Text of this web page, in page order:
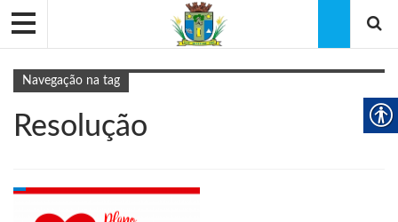
Navegação na tag
Resolução